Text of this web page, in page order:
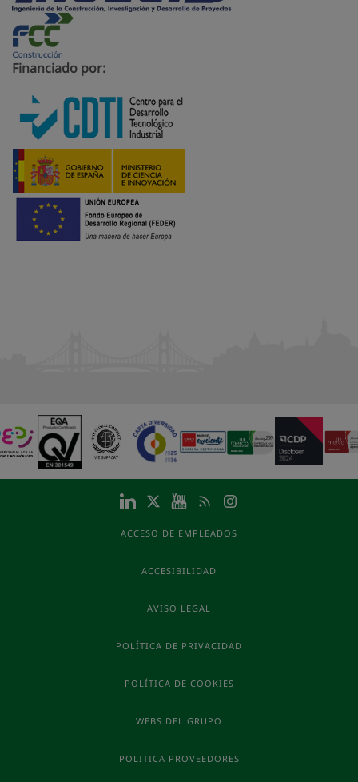
Financiado por:
ACCESO DE EMPLEADOS
ACCESIBILIDAD
AVISO LEGAL
POLÍTICA DE PRIVACIDAD
POLÍTICA DE COOKIES
WEBS DEL GRUPO
POLITICA PROVEEDORES